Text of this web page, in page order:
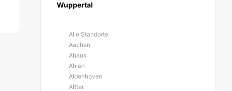
Wuppertal
Alle Standorte
Aachen
Ahaus
Ahlen
Aldenhoven
Alfter